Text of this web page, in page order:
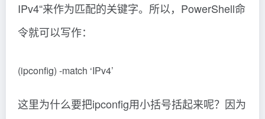
IPv4“来作为匹配的关键字。所以，PowerShell命
令就可以写作：
(ipconfig) -match ‘IPv4’
这里为什么要把ipconfig用小括号括起来呢？因为